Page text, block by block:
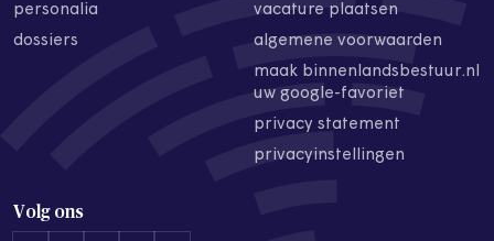
personalia
dossiers
vacature plaatsen
algemene voorwaarden
maak binnenlandsbestuur.nl
uw google-favoriet
privacy statement
privacyinstellingen
Volg ons